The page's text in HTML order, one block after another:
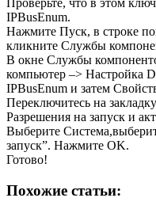
Проверьте, что в этом
IPBusEnum.
Нажмите Пуск, в строке
кликните Службы
В окне Службы
компьютер –> Настройка
IPBusEnum и затем
Переключитесь на
Разрешения на запуск и
Выберите
запуск”. Нажмите OK.
Готово!
Похожие статьи: